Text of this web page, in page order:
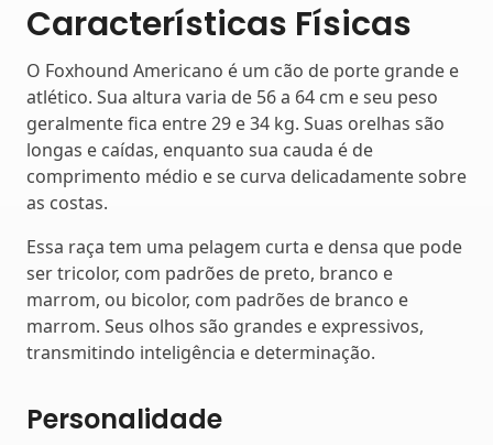
Características Físicas
O Foxhound Americano é um cão de porte grande e
atlético. Sua altura varia de 56 a 64 cm e seu peso
geralmente fica entre 29 e 34 kg. Suas orelhas são
longas e caídas, enquanto sua cauda é de
comprimento médio e se curva delicadamente sobre
as costas.
Essa raça tem uma pelagem curta e densa que pode
ser tricolor, com padrões de preto, branco e
marrom, ou bicolor, com padrões de branco e
marrom. Seus olhos são grandes e expressivos,
transmitindo inteligência e determinação.
Personalidade